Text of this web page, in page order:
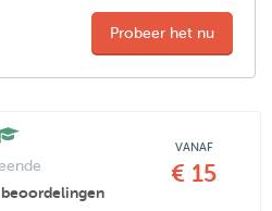
Probeer het nu
beoordelingen
VANAF
€ 15